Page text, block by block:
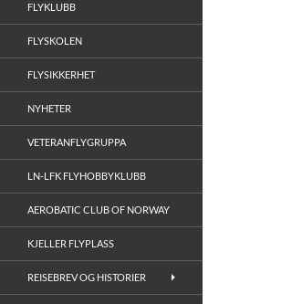
FLYKLUBB
FLYSKOLEN
FLYSIKKERHET
NYHETER
VETERANFLYGRUPPA
LN-LFK FLYHOBBYKLUBB
AEROBATIC CLUB OF NORWAY
KJELLER FLYPLASS
REISEBREV OG HISTORIER